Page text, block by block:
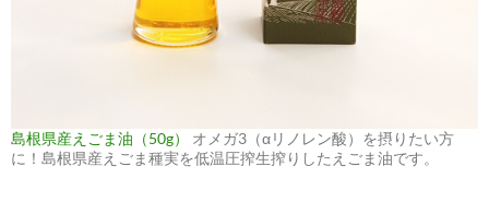
島根県産えごま油（50g）
オメガ3（αリノレン酸）を摂りたい方
に！島根県産えごま種実を低温圧搾生搾りしたえごま油です。